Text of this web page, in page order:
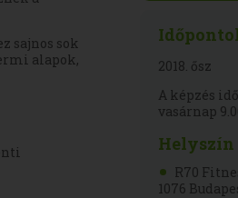
sajnos sok
alapok,
2018. ősz
A képzés
vasárnap
Helyszín
R70
1076